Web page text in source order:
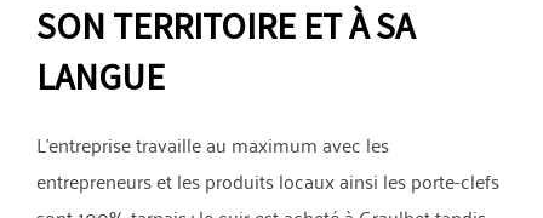
SON TERRITOIRE ET À SA
LANGUE
L’entreprise travaille au maximum avec les
entrepreneurs et les produits locaux ainsi les porte-clefs